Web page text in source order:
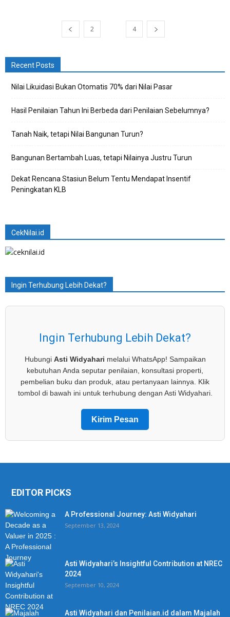
2 4
Recent Posts
Nilai Likuidasi Bukan Otomatis 70% dari Nilai Pasar
Hasil Penilaian Tahun Ini Berbeda dari Penilaian Sebelumnya?
Tanah Naik, tetapi Nilai Bangunan Turun?
Bangunan Bertambah Luas, tetapi Nilainya Justru Turun
Dekat Rencana Stasiun Belum Tentu Mendapat Insentif
Peningkatan KLB
CekNilai.id
Ingin Terhubung Lebih Dekat?
Ingin Terhubung Lebih Dekat?
Hubungi Asti Widyahari melalui WhatsApp! Sampaikan
kebutuhan Anda seputar penilaian, konsultasi properti,
pembelian buku dan produk, atau pertanyaan lainnya. Klik
tombol di bawah ini untuk terhubung dengan Asti Widyahari.
Kirim Pesan
EDITOR PICKS
A Professional Journey: Asti Widyahari
September 13, 2024
Asti Widyahari’s Insightful Contribution at NREC
2024
September 10, 2024
Asti Widyahari dan Penilaian.id dalam Majalah